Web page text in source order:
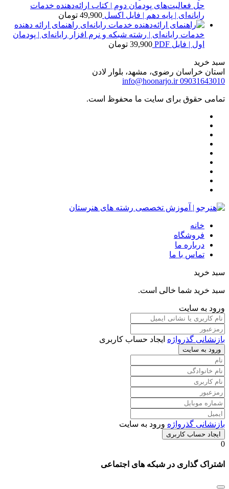
حل فعالیت‌های پودمان دوم | کتاب ارائه‌دهنده خدمات
رایانه‌ای | پایه دهم | فایل اکسل 49,900 تومان
راهنمای ارائه دهنده
خدمات رایانه‌ای | رشته شبکه و نرم افزار رایانه‌ای | پودمان
اول | فایل PDF
39,900 تومان
سبد خرید
استان خراسان رضوی، مشهد، بلوار لادن
09031643010
info@hoonarjo.ir
تمامی حقوق برای سایت ما محفوظ است.
خانه
فروشگاه
درباره ما
تماس با ما
سبد خرید
سبد خرید شما خالی است.
ورود به سایت
بازنشانی گذرواژه ایجاد حساب کاربری
ورود به سایت
بازنشانی گذرواژه ورود به سایت
ایجاد حساب کاربری
0
اشتراک گذاری در شبکه های اجتماعی